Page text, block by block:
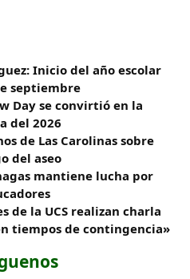
Inicio del año escolar
septiembre
Day se convirtió en la
del 2026
de Las Carolinas sobre
del aseo
mantiene lucha por
de la UCS realizan charla
tiempos de contingencia»